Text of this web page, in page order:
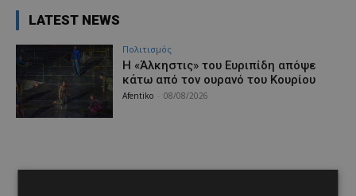
LATEST NEWS
Πολιτισμός
Η «Άλκηστις» του Ευριπίδη απόψε
κάτω από τον ουρανό του Κουρίου
Afentiko 08/08/2026